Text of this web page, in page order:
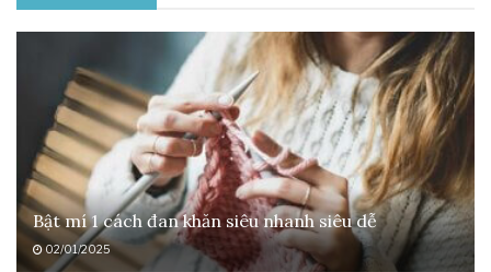
Bật mí 1 cách đan khăn siêu nhanh siêu dễ
02/01/2025